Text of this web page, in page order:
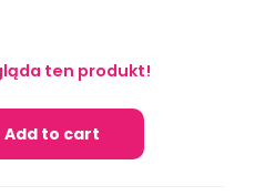
ten produkt!
Add to cart